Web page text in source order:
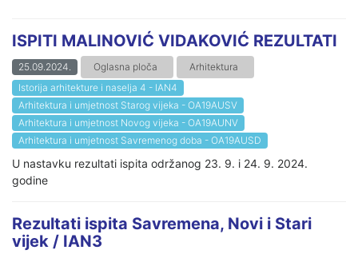
ISPITI MALINOVIĆ VIDAKOVIĆ REZULTATI
25.09.2024. Oglasna ploča
Arhitektura
Istorija arhitekture i naselja 4 - IAN4
Arhitektura i umjetnost Starog vijeka - OA19AUSV
Arhitektura i umjetnost Novog vijeka - OA19AUNV
Arhitektura i umjetnost Savremenog doba - OA19AUSD
U nastavku rezultati ispita održanog 23. 9. i 24. 9. 2024.
godine
Rezultati ispita Savremena, Novi i Stari
vijek / IAN3